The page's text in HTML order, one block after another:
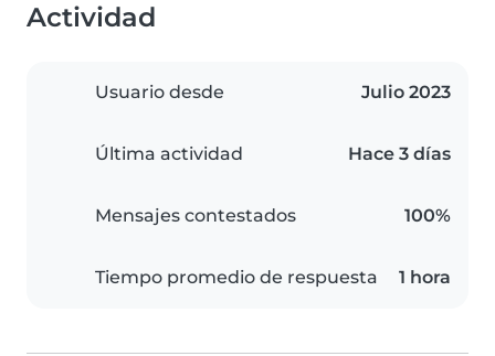
Actividad
Usuario desde Julio 2023
Última actividad Hace 3 días
Mensajes contestados 100%
Tiempo promedio de respuesta 1 hora